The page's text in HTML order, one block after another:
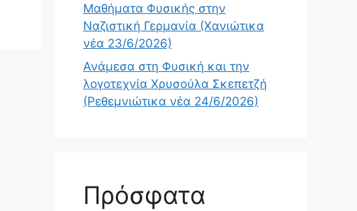
Μαθήματα Φυσικής στην
Ναζιστική Γερμανία (Χανιώτικα
νέα 23/6/2026)
Ανάμεσα στη Φυσική και την
λογοτεχνία Χρυσούλα Σκεπετζή
(Ρεθεμνιώτικα νέα 24/6/2026)
Πρόσφατα